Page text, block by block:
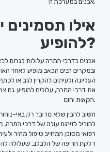
אבנים במערכת זו.
אילו תסמינים
להופיע?
אבנים בדרכי המרה עלולות לגרום
ובמקרים רבים הכאב מופיע לאחר
העליונה ולעיתים להקרין לגב או
את דרכי המרה, עלולים להופיע גם
הקאות וחום.
חשוב להבין שלא מדובר רק באי-
להוביל לזיהום עולה של דרכי
רפואי מסוכן המחייב טיפול מהיר
דלקת חריפה של הלבלב, שעלולה